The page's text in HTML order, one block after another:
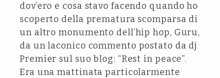
dov’ero e cosa stavo facendo quando ho
scoperto della prematura scomparsa di
un altro monumento dell’hip hop, Guru,
da un laconico commento postato da dj
Premier sul suo blog: “Rest in peace”.
Era una mattinata particolarmente